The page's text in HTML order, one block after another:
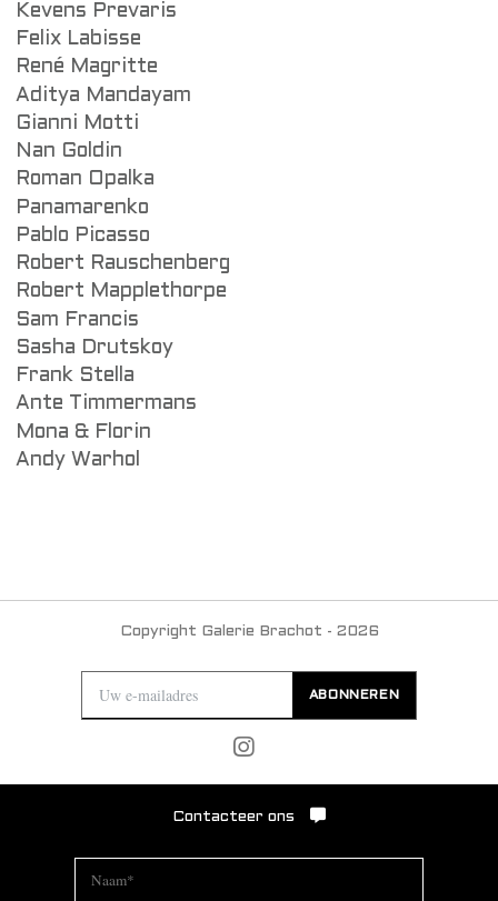
Kevens Prevaris
Felix Labisse
René Magritte
Aditya Mandayam
Gianni Motti
Nan Goldin
Roman Opalka
Panamarenko
Pablo Picasso
Robert Rauschenberg
Robert Mapplethorpe
Sam Francis
Sasha Drutskoy
Frank Stella
Ante Timmermans
Mona & Florin
Andy Warhol
Copyright Galerie Brachot - 2026
ABONNEREN
Contacteer ons